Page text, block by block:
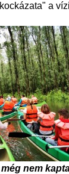
a
nem